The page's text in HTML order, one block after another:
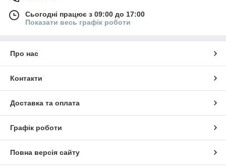
Сьогодні працює з 09:00 до 17:00
Показати весь графік роботи
Про нас
Контакти
Доставка та оплата
Графік роботи
Повна версія сайту